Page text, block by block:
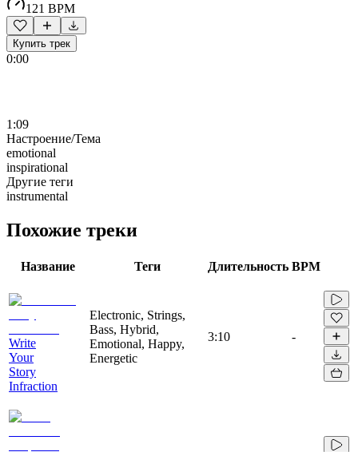
121 BPM
Купить трек
0:00
1:09
Настроение/Тема
emotional
inspirational
Другие теги
instrumental
Похожие треки
Название Теги Длительность BPM
Write
Your
Story
Infraction
Electronic, Strings,
Bass, Hybrid,
Emotional, Happy,
Energetic
3:10 -